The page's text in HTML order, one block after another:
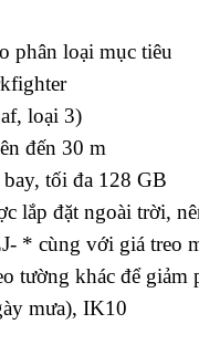
phân loại mục tiêu
loại 3)
đến 30 m
tối đa 128 GB
lắp đặt ngoài trời,
* cùng với giá treo
tường khác để giảm
mưa), IK10